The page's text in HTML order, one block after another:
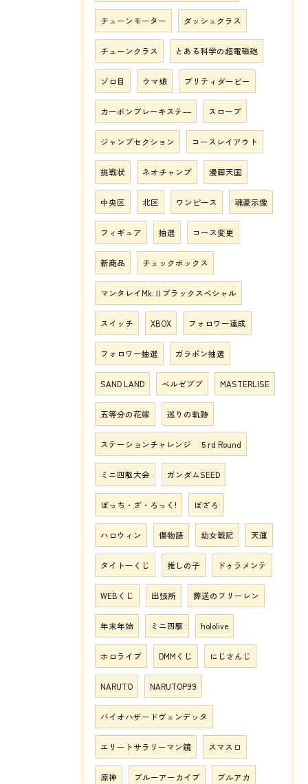
チューンモーター ダッシュクラス
チューンクラス とある科学の超電磁砲
ゾロ目 ウマ娘 プリティダービー
カーボンブレーキステ― スロープ
ジャンプセクション コースレイアウト
挑戦状 ネオチャンプ 漫画天国
中央区 北区 ワンピース 魂豪示像
フィギュア 抽選 コース変更
新商品 チェックボックス
マンタレイMk.Ⅱブラックスペシャル
スイッチ XBOX フォロワー達成
フォロワー抽選 ガラポン抽選
SAND LAND ベルゼブブ MASTERLISE
五等分の花嫁 巡りの軌跡
ステーションチャレンジ ５rd Round
ミニ四駆大会 ガンダムSEED
ぼっち・ざ・ろっく! ぼざろ
ハロウィン 傷物語 幼女戦記 天運
タイトーくじ 推しの子 ドゥラメンテ
WEBくじ 出張所 葬送のフリーレン
年末年始 ミニ四駆 hololive
ホロライブ DMMくじ にじさんじ
NARUTO NARUTOP99
バイオハザードヴェンデッタ
エリートサラリーマン鏡 スマスロ
原神 ブルーアーカイブ ブルアカ